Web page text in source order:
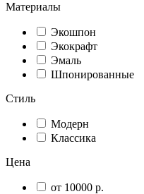
Материалы
Экошпон
Экокрафт
Эмаль
Шпонированные
Стиль
Модерн
Классика
Цена
от 10000 р.